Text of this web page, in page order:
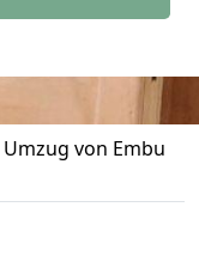
Umzug von Embu